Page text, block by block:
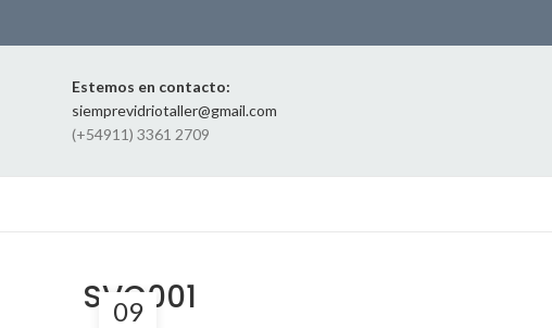
Estemos en contacto:
siemprevidriotaller@gmail.com
(+54911) 3361 2709
SVC001
09